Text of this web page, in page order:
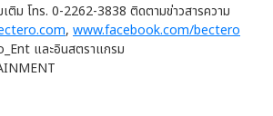
ติม โทร. 0-2262-3838 ติดตามข่าวสารความ
, www.facebook.com/bectero
และอินสตราแกรม